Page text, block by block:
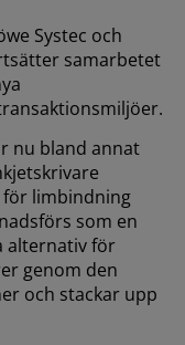
Systec och
samarbetet
nu bland annat
för limbindning
som en
alternativ för
genom den
och stackar upp